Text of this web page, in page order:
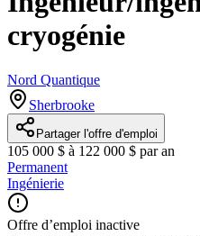
cryogénie
Nord Quantique
Sherbrooke
Partager l'offre d'emploi
105 000 $ à 122 000 $ par an
Permanent
Ingénierie
Offre d’emploi inactive